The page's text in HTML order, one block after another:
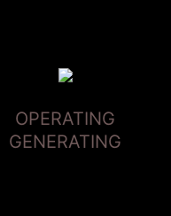
OPERATING
GENERATING